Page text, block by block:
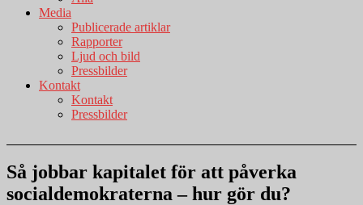
Media
Publicerade artiklar
Rapporter
Ljud och bild
Pressbilder
Kontakt
Kontakt
Pressbilder
Så jobbar kapitalet för att påverka
socialdemokraterna – hur gör du?